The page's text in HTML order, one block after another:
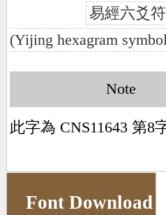
易經六爻
(Yijing hexagram
Note
此字為 CNS11643 第8
Font Download